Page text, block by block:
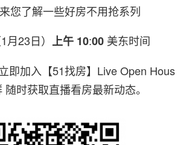
您了解一些好房不用抢系列
23日） 上午 10:00美东时间
即加入【51找房】Live Open Hous
随时获取直播看房最新动态。